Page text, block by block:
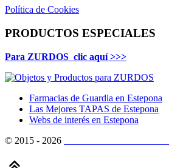
Política de Cookies
PRODUCTOS ESPECIALES
Para ZURDOS clic aquí >>>
Farmacias de Guardia en Estepona
Las Mejores TAPAS de Estepona
Webs de interés en Estepona
© 2015 - 2026